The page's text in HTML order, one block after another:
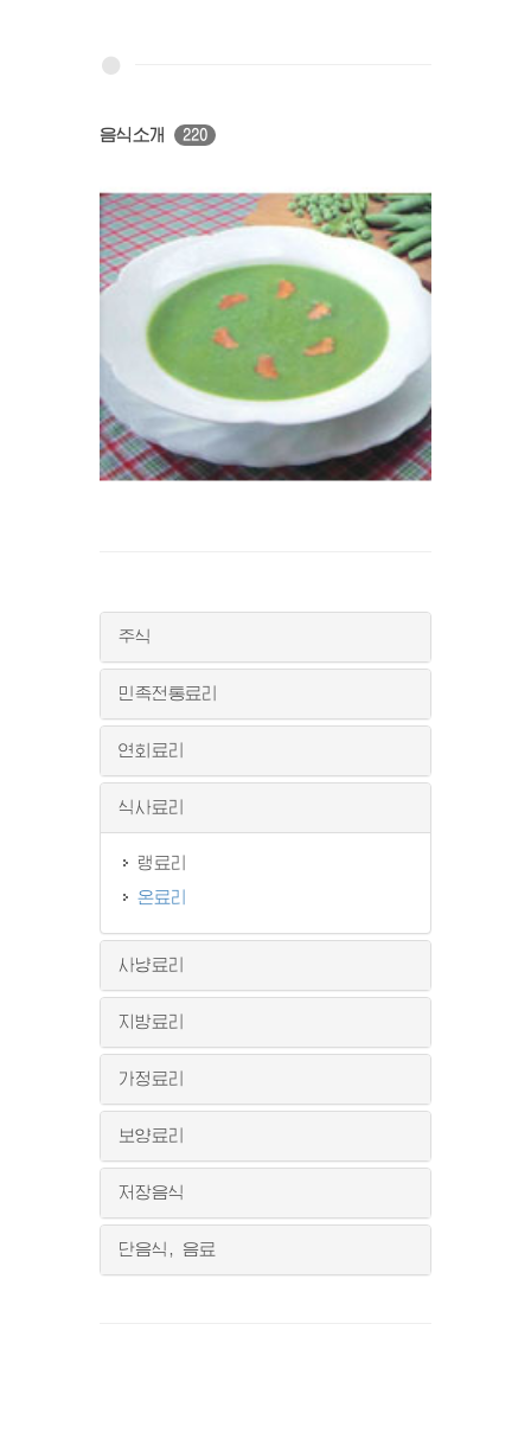
음식소개 220
주식
민족전통료리
연회료리
식사료리
랭료리
온료리
사냥료리
지방료리
가정료리
보양료리
저장음식
단음식, 음료